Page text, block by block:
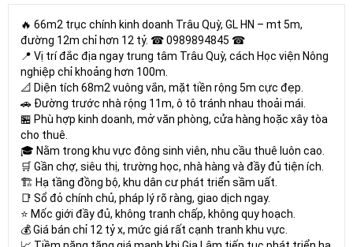
🔥 66m2 trục chính kinh doanh Trâu Quỳ, GL HN – mt 5m,
đường 12m chỉ hơn 12 tỷ. ☎ 0989894845 ☎
📍 Vị trí đắc địa ngay trung tâm Trâu Quỳ, cách Học viện Nông
nghiệp chỉ khoảng hơn 100m.
📐 Diện tích 68m2 vuông vắn, mặt tiền rộng 5m cực đẹp.
🚗 Đường trước nhà rộng 11m, ô tô tránh nhau thoải mái.
🏪 Phù hợp kinh doanh, mở văn phòng, cửa hàng hoặc xây tòa
cho thuê.
🎓 Nằm trong khu vực đông sinh viên, nhu cầu thuê luôn cao.
🛒 Gần chợ, siêu thị, trường học, nhà hàng và đầy đủ tiện ích.
🏗️ Hạ tầng đồng bộ, khu dân cư phát triển sầm uất.
📑 Sổ đỏ chính chủ, pháp lý rõ ràng, giao dịch ngay.
⭐ Mốc giới đầy đủ, không tranh chấp, không quy hoạch.
💰 Giá bán chỉ 12 tỷ x, mức giá rất cạnh tranh khu vực.